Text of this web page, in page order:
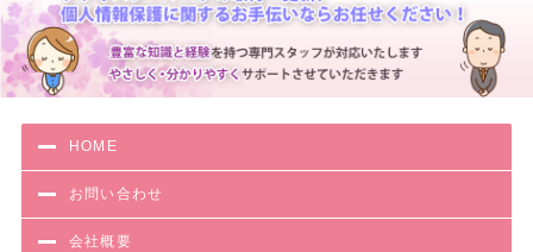
HOME
お問い合わせ
会社概要